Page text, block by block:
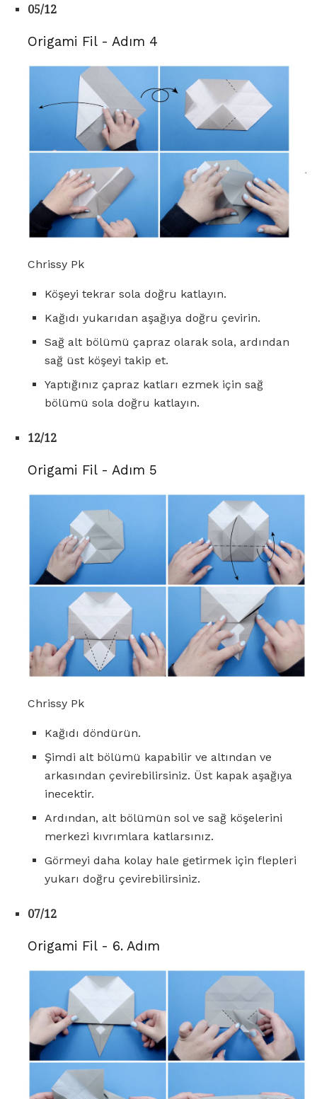
05/12
Origami Fil - Adım 4
Chrissy Pk
Köşeyi tekrar sola doğru katlayın.
Kağıdı yukarıdan aşağıya doğru çevirin.
Sağ alt bölümü çapraz olarak sola, ardından
sağ üst köşeyi takip et.
Yaptığınız çapraz katları ezmek için sağ
bölümü sola doğru katlayın.
12/12
Origami Fil - Adım 5
Chrissy Pk
Kağıdı döndürün.
Şimdi alt bölümü kapabilir ve altından ve
arkasından çevirebilirsiniz. Üst kapak aşağıya
inecektir.
Ardından, alt bölümün sol ve sağ köşelerini
merkezi kıvrımlara katlarsınız.
Görmeyi daha kolay hale getirmek için flepleri
yukarı doğru çevirebilirsiniz.
07/12
Origami Fil - 6. Adım